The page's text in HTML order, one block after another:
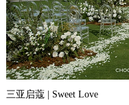
三亚启蔻 | Sweet Love